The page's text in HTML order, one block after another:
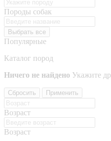
Породы собак
Выбрать все
Популярные
Каталог пород
Ничего не найдено Укажите
Сбросить Применить
Возраст
Возраст